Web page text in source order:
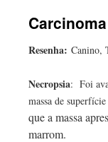
Resenha: Canino,
Necropsia: Foi
massa de
que a massa
marrom.